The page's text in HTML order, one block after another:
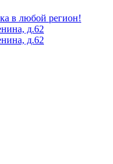
в любой регион!
д.62
д.62